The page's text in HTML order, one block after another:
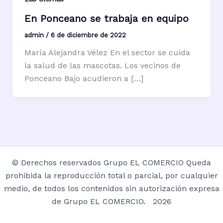
En Ponceano se trabaja en equipo
admin / 6 de diciembre de 2022
María Alejandra Vélez En el sector se cuida
la salud de las mascotas. Los vecinos de
Ponceano Bajo acudieron a […]
© Derechos reservados Grupo EL COMERCIO Queda
prohibida la reproducción total o parcial, por cualquier
medio, de todos los contenidos sin autorización expresa
de Grupo EL COMERCIO. 2026